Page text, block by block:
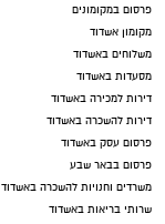
פרסום במקומונים
מקומון אשדוד
משלוחים באשדוד
מסעדות באשדוד
דירות למכירה באשדוד
דירות להשכרה באשדוד
פרסום עסק באשדוד
פרסום בבאר שבע
משרדים וחנויות להשכרה באשדוד
שרותי בריאות באשדוד